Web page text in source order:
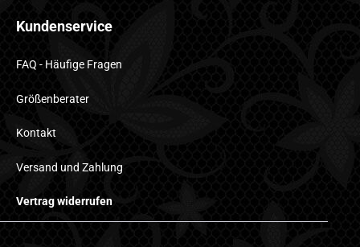
Kundenservice
FAQ - Häufige Fragen
Größenberater
Kontakt
Versand und Zahlung
Vertrag widerrufen